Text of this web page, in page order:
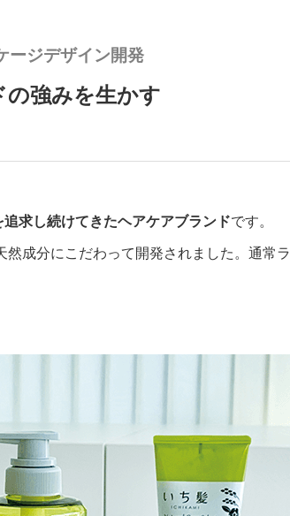
ジデザイン開発
強みを生かす
追求し続けてきたヘアケアブランドです。
然成分にこだわって開発されました。通常ラ